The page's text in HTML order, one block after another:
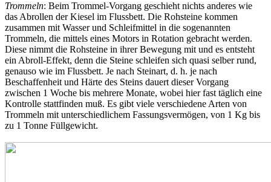
Trommeln: Beim Trommel-Vorgang geschieht nichts anderes wie
das Abrollen der Kiesel im Flussbett. Die Rohsteine kommen
zusammen mit Wasser und Schleifmittel in die sogenannten
Trommeln, die mittels eines Motors in Rotation gebracht werden.
Diese nimmt die Rohsteine in ihrer Bewegung mit und es entsteht
ein Abroll-Effekt, denn die Steine schleifen sich quasi selber rund,
genauso wie im Flussbett. Je nach Steinart, d. h. je nach
Beschaffenheit und Härte des Steins dauert dieser Vorgang
zwischen 1 Woche bis mehrere Monate, wobei hier fast täglich eine
Kontrolle stattfinden muß. Es gibt viele verschiedene Arten von
Trommeln mit unterschiedlichem Fassungsvermögen, von 1 Kg bis
zu 1 Tonne Füllgewicht.